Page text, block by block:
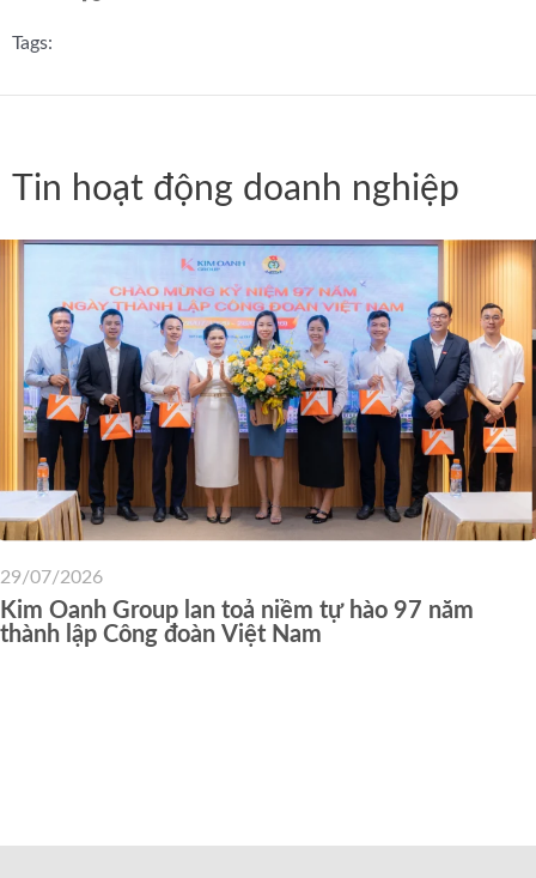
Tags:
Tin hoạt động doanh nghiệp
Kim Oanh Group lan toả niềm tự hào 97 năm
thành lập Công đoàn Việt Nam
29/07/2026